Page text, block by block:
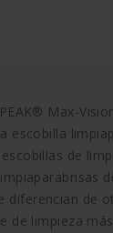
Max-
escobilla
de
diferencian de
de limpieza